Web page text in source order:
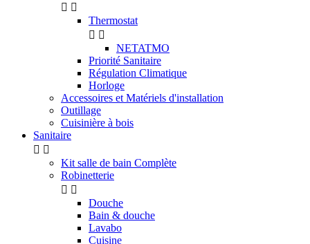
 
Thermostat
 
NETATMO
Priorité Sanitaire
Régulation Climatique
Horloge
Accessoires et Matériels d'installation
Outillage
Cuisinière à bois
Sanitaire
 
Kit salle de bain Complète
Robinetterie
 
Douche
Bain & douche
Lavabo
Cuisine